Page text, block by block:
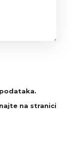
na stranici